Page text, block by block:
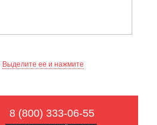
Выделите ее и нажмите
8 (800) 333-06-55